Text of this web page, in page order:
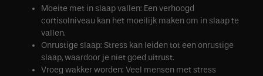
Moeite met in slaap vallen: Een verhoogd
cortisolniveau kan het moeilijk maken om in slaap te
vallen.
Onrustige slaap: Stress kan leiden tot een onrustige
slaap, waardoor je niet goed uitrust.
Vroeg wakker worden: Veel mensen met stress